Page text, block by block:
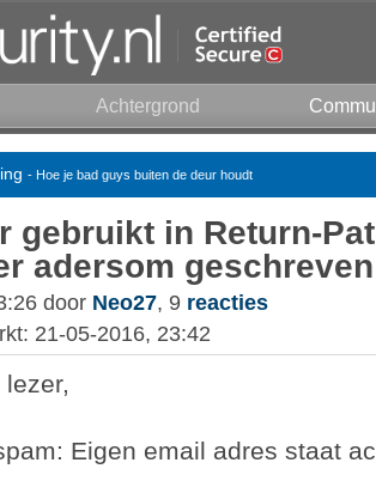
Achtergrond
- Hoe je bad guys buiten de deur houdt
gebruikt in Return-
adersom geschreven
door Neo27, 9 reacties
21-05-2016, 23:42
Eigen email adres staat